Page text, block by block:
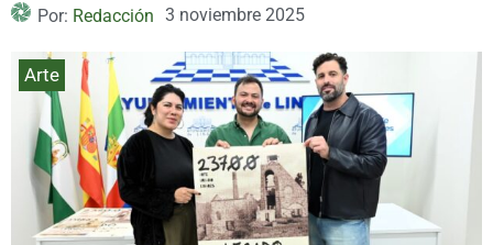
Por: Redacción 3 noviembre 2025
Arte